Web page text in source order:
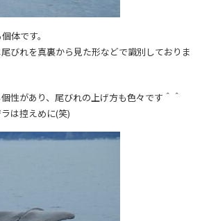
体です。
びれを真裏から見た形などで識別しておりま
性があり、尾びれの上げ方も色々です＾＾
は控えめに(笑)